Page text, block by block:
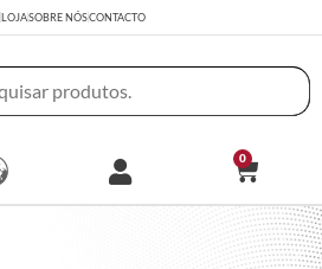
LOJASOBRE NÓSCONTACTO
0